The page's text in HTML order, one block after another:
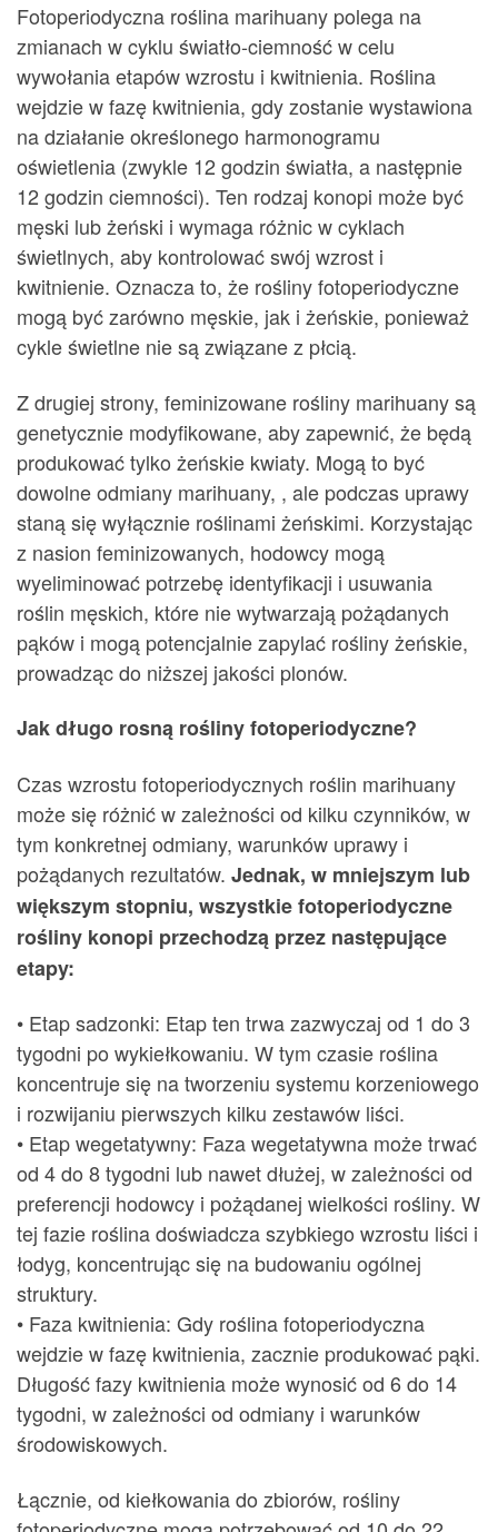
Fotoperiodyczna roślina marihuany polega na
zmianach w cyklu światło-ciemność w celu
wywołania etapów wzrostu i kwitnienia. Roślina
wejdzie w fazę kwitnienia, gdy zostanie wystawiona
na działanie określonego harmonogramu
oświetlenia (zwykle 12 godzin światła, a następnie
12 godzin ciemności). Ten rodzaj konopi może być
męski lub żeński i wymaga różnic w cyklach
świetlnych, aby kontrolować swój wzrost i
kwitnienie. Oznacza to, że rośliny fotoperiodyczne
mogą być zarówno męskie, jak i żeńskie, ponieważ
cykle świetlne nie są związane z płcią.
Z drugiej strony, feminizowane rośliny marihuany są
genetycznie modyfikowane, aby zapewnić, że będą
produkować tylko żeńskie kwiaty. Mogą to być
dowolne odmiany marihuany, , ale podczas uprawy
staną się wyłącznie roślinami żeńskimi. Korzystając
z nasion feminizowanych, hodowcy mogą
wyeliminować potrzebę identyfikacji i usuwania
roślin męskich, które nie wytwarzają pożądanych
pąków i mogą potencjalnie zapylać rośliny żeńskie,
prowadząc do niższej jakości plonów.
Jak długo rosną rośliny fotoperiodyczne?
Czas wzrostu fotoperiodycznych roślin marihuany
może się różnić w zależności od kilku czynników, w
tym konkretnej odmiany, warunków uprawy i
pożądanych rezultatów. Jednak, w mniejszym lub
większym stopniu, wszystkie fotoperiodyczne
rośliny konopi przechodzą przez następujące
etapy:
• Etap sadzonki: Etap ten trwa zazwyczaj od 1 do 3
tygodni po wykiełkowaniu. W tym czasie roślina
koncentruje się na tworzeniu systemu korzeniowego
i rozwijaniu pierwszych kilku zestawów liści.
• Etap wegetatywny: Faza wegetatywna może trwać
od 4 do 8 tygodni lub nawet dłużej, w zależności od
preferencji hodowcy i pożądanej wielkości rośliny. W
tej fazie roślina doświadcza szybkiego wzrostu liści i
łodyg, koncentrując się na budowaniu ogólnej
struktury.
• Faza kwitnienia: Gdy roślina fotoperiodyczna
wejdzie w fazę kwitnienia, zacznie produkować pąki.
Długość fazy kwitnienia może wynosić od 6 do 14
tygodni, w zależności od odmiany i warunków
środowiskowych.
Łącznie, od kiełkowania do zbiorów, rośliny